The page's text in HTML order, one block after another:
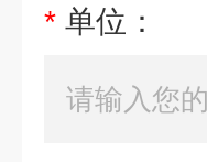
* 单位：